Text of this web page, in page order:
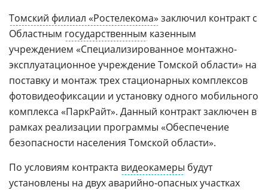
Томский филиал «Ростелекома» заключил контракт с
Областным государственным казенным
учреждением «Специализированное монтажно-
эксплуатационное учреждение Томской области» на
поставку и монтаж трех стационарных комплексов
фотовидеофиксации и установку одного мобильного
комплекса «ПаркРайт». Данный контракт заключен в
рамках реализации программы «Обеспечение
безопасности населения Томской области».
По условиям контракта видеокамеры будут
установлены на двух аварийно-опасных участках